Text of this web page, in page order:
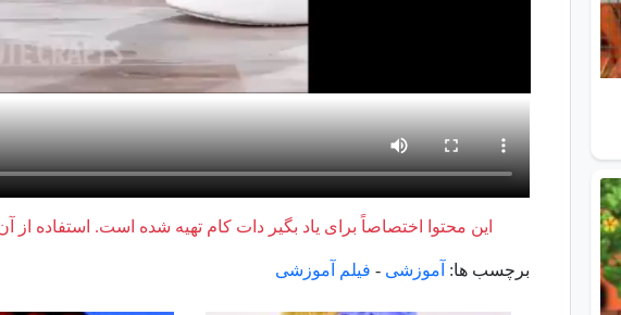
این محتوا اختصاصاً برای یاد بگیر دات کام تهیه شده است. استفاده از
برچسب ها: آموزشی - فیلم آموزشی